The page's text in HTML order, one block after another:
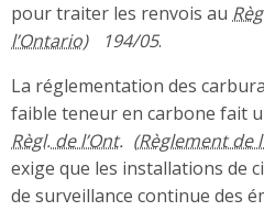
pour traiter les renvois au
194/05.
La réglementation des
faible teneur en carbone fait
Règl. de l’Ont.
exige que les installations de
de surveillance continue des